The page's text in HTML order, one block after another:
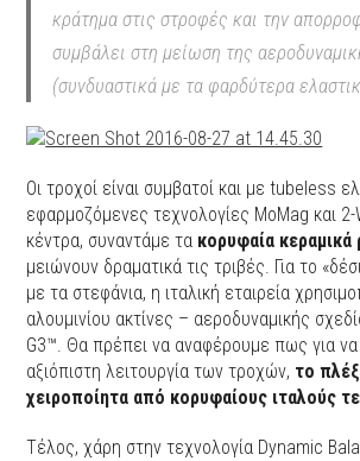
κράτημα στις στροφές και την
συμβάλει στη μείωση της
(συνδυαστικά με τα φαρδύτερα
Οι τροχοί είναι συμβατοί και με tubeless
εφαρμοζόμενες τεχνολογίες MoMag και
κέντρα, συναντάμε τα κορυφαία κεραμικά
μειώνουν δραματικά τις τριβές. Για το
με τα στεφάνια, η ιταλική εταιρεία
αλουμινίου ακτίνες – αεροδυναμικής
G3™. Θα πρέπει να αναφέρουμε πως για να
αξιόπιστη λειτουργία των τροχών, το
χειροποίητα από κορυφαίους ιταλούς
Τέλος, χάρη στην τεχνολογία Dynamic